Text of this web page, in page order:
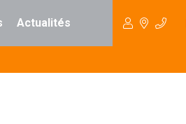
Actualités